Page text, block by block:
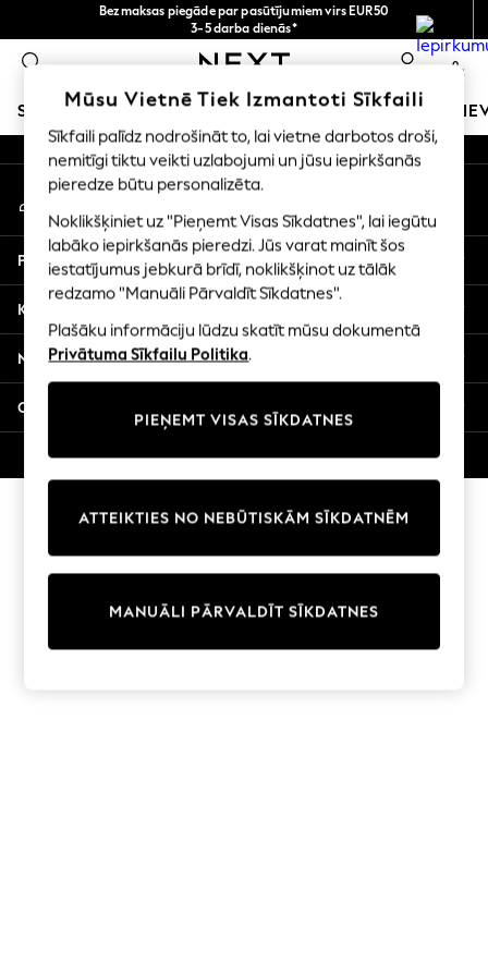
Bezmaksas piegāde par pasūtījumiem virs EUR50
3-5 darba dienās*
Tagad jūs varat
iepirkties latviešu valodā!
0
SKOLAS APĢĒRBS MEITENES ZĒNI MAZULIS
SCHOOLWEAR
All Boys Schoolwear
Shoes
Trousers
Shorts
Shirts
Polo Shirts
Sweatshirts & Jumpers
Multipacks
All Boys Sport & Swimwear
Swimwear
Tops
Joggers
An error occurred on client
Mūsu sociālie tīkli
Mans konts
Pierakstieties savā kontā
Palīdzība
Konfidencialitāte un juridiskā informācija
Nodaļas
Citi pakalpojumi
© 2026 Next Germany GmbH. Visas tiesības aizsargātas.
Mūsu Vietnē Tiek Izmantoti Sīkfaili
Sīkfaili palīdz nodrošināt to, lai vietne darbotos droši,
nemitīgi tiktu veikti uzlabojumi un jūsu iepirkšanās
pieredze būtu personalizēta.
Noklikšķiniet uz "Pieņemt Visas Sīkdatnes", lai iegūtu
labāko iepirkšanās pieredzi. Jūs varat mainīt šos
iestatījumus jebkurā brīdī, noklikšķinot uz tālāk
redzamo "Manuāli Pārvaldīt Sīkdatnes".
Plašāku informāciju lūdzu skatīt mūsu dokumentā
Privātuma Sīkfailu Politika.
PIEŅEMT VISAS SĪKDATNES
MANUĀLI PĀRVALDĪT SĪKDATNES
ATTEIKTIES NO NEBŪTISKĀM SĪKDATNĒM